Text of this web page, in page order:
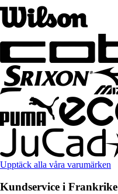
Upptäck alla våra varumärken
Kundservice i Frankrike